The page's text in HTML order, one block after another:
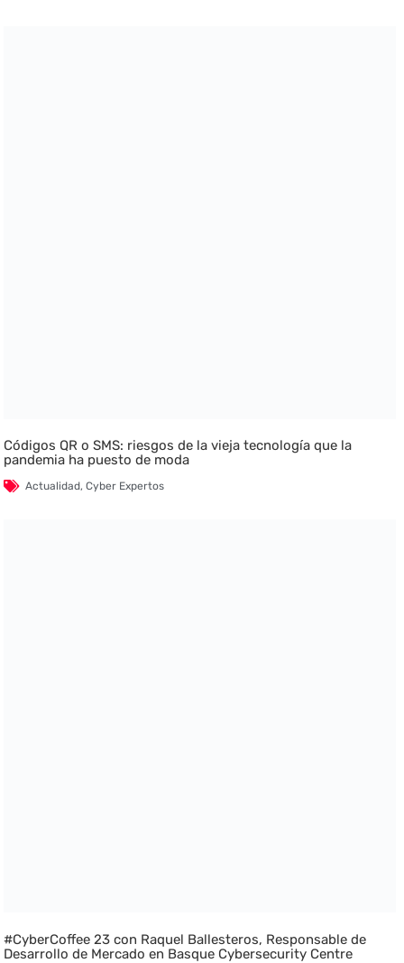
Códigos QR o SMS: riesgos de la vieja tecnología que la
pandemia ha puesto de moda
Actualidad,Cyber Expertos
#CyberCoffee 23 con Raquel Ballesteros, Responsable de
Desarrollo de Mercado en Basque Cybersecurity Centre